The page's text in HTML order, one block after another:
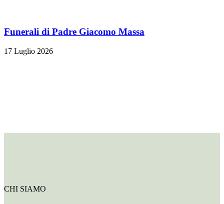
Funerali di Padre Giacomo Massa
17 Luglio 2026
CHI SIAMO